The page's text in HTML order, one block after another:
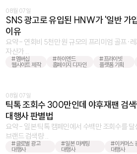
08월 07일
SNS 광고로 유입된 HNW가 '일반 가
이유
요약 - 연회비 5천만 원 규모의 프리미엄 골프·
자산가 ...
#멤버십
웹사이트 제작
#하이엔드
홈페이지 디자인
#프라이빗
플랫폼 기획
08월 07일
틱톡 조회수 300만인데 야후재팬 검
대행사 판별법
요약 - 일본 틱톡 캠페인에서 수백만 조회수를
브랜드 검색량 ...
#글로벌 광고
대행사
#일본 마케팅
대행사
#이커머스
대행사